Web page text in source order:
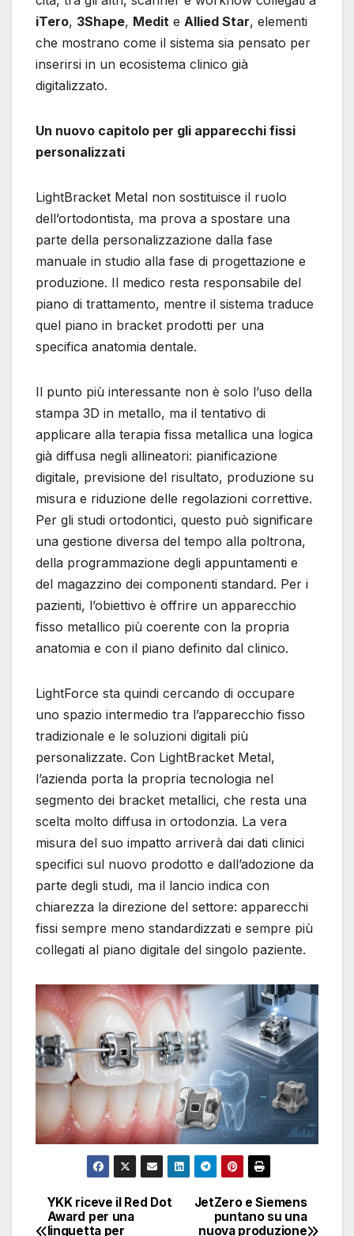
iTero, 3Shape, Medit e Allied Star, elementi
che mostrano come il sistema sia pensato per
inserirsi in un ecosistema clinico già
digitalizzato.
Un nuovo capitolo per gli apparecchi fissi
personalizzati
LightBracket Metal non sostituisce il ruolo
dell’ortodontista, ma prova a spostare una
parte della personalizzazione dalla fase
manuale in studio alla fase di progettazione e
produzione. Il medico resta responsabile del
piano di trattamento, mentre il sistema traduce
quel piano in bracket prodotti per una
specifica anatomia dentale.
Il punto più interessante non è solo l’uso della
stampa 3D in metallo, ma il tentativo di
applicare alla terapia fissa metallica una logica
già diffusa negli allineatori: pianificazione
digitale, previsione del risultato, produzione su
misura e riduzione delle regolazioni correttive.
Per gli studi ortodontici, questo può significare
una gestione diversa del tempo alla poltrona,
della programmazione degli appuntamenti e
del magazzino dei componenti standard. Per i
pazienti, l’obiettivo è offrire un apparecchio
fisso metallico più coerente con la propria
anatomia e con il piano definito dal clinico.
LightForce sta quindi cercando di occupare
uno spazio intermedio tra l’apparecchio fisso
tradizionale e le soluzioni digitali più
personalizzate. Con LightBracket Metal,
l’azienda porta la propria tecnologia nel
segmento dei bracket metallici, che resta una
scelta molto diffusa in ortodonzia. La vera
misura del suo impatto arriverà dai dati clinici
specifici sul nuovo prodotto e dall’adozione da
parte degli studi, ma il lancio indica con
chiarezza la direzione del settore: apparecchi
fissi sempre meno standardizzati e sempre più
collegati al piano digitale del singolo paziente.
Navigazione
JetZero e Siemens
puntano su una
nuova produzione
YKK riceve il Red Dot
Award per una
linguetta per